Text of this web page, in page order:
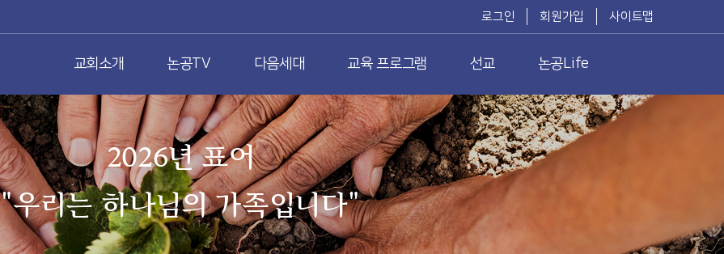
사이트맵
회원가입
로그인
교회소개 논공TV 다음세대 교육 프로그램 선교 논공Life
2026년 표어
"우리는 하나님의 가족입니다"